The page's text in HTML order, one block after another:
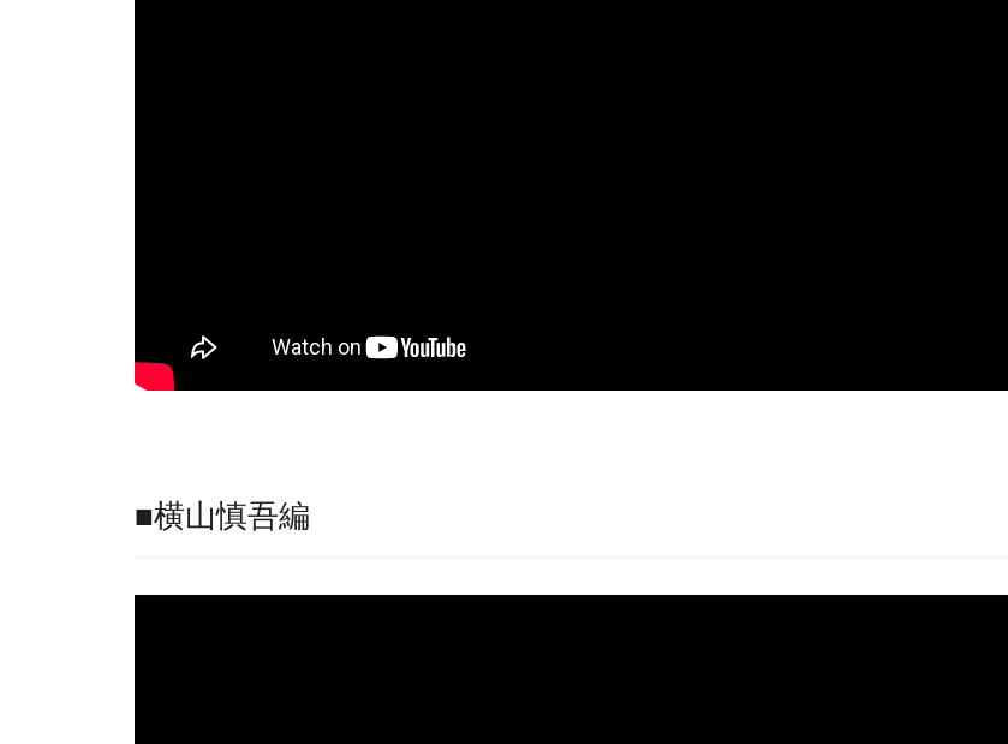
■横山慎吾編